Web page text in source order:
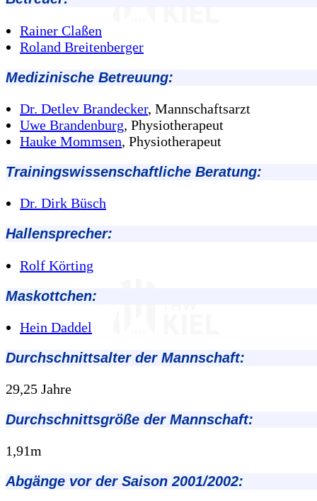
Rainer Claßen
Roland Breitenberger
Medizinische Betreuung:
Dr. Detlev Brandecker, Mannschaftsarzt
Uwe Brandenburg, Physiotherapeut
Hauke Mommsen, Physiotherapeut
Trainingswissenschaftliche Beratung:
Dr. Dirk Büsch
Hallensprecher:
Rolf Körting
Maskottchen:
Hein Daddel
Durchschnittsalter der Mannschaft:
29,25 Jahre
Durchschnittsgröße der Mannschaft:
1,91m
Abgänge vor der Saison 2001/2002: